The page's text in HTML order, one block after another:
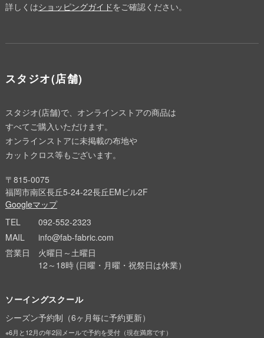
詳しくはショッピングガイドをご確認ください。
スタジオ(店舗)
スタジオ(店舗)で、オンラインストアの商品は
すべてご購入いただけます。
オンラインストアに未掲載の布地や
カットクロス等もございます。
〒815-0075
福岡市南区長丘5-24-22長丘EMビル2F
Googleマップ
TEL
092-552-2323
MAIL
info@fab-fabric.com
営業日
火曜日～土曜日
12～18時 (日曜・月曜・祝祭日は休業）
ソーイングスクール
シーズン予約制（6ヶ月毎に予約更新）
※6月と12月の年2回メールで予約を受付（現在満席です）